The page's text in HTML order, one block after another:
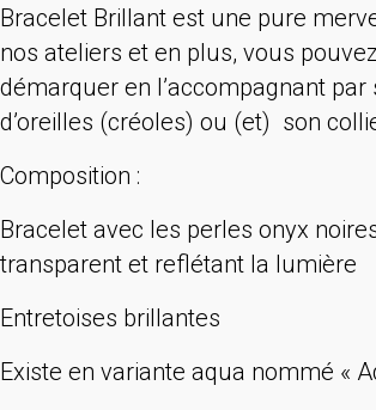
Bracelet Brillant est une pure
nos ateliers et en plus, vous
démarquer en l’accompagnant par
d’oreilles (créoles) ou (et) son
Composition :
Bracelet avec les perles onyx
transparent et reflétant la lumière
Entretoises brillantes
Existe en variante aqua nommé «